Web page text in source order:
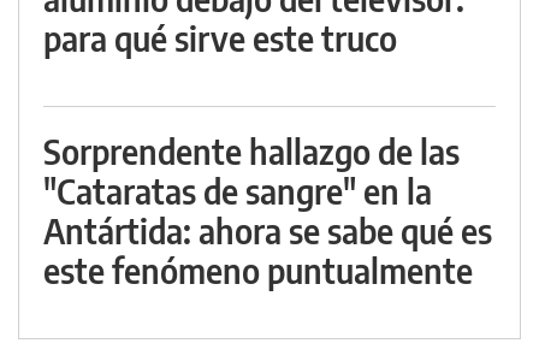
para qué sirve este truco
Sorprendente hallazgo de las
"Cataratas de sangre" en la
Antártida: ahora se sabe qué es
este fenómeno puntualmente